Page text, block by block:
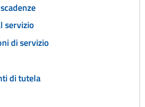
servizio
di servizio
di tutela